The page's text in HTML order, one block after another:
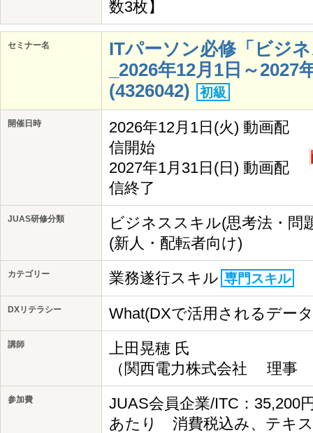
数3枚】
セミナー名
ITパーソン必修「ビジ
_2026年12月1日～
(4326042)
初級
開催日時
2026年12月1日(火) 動画配
信開始
2027年1月31日(日) 動画配
信終了
JUAS研修分類
ビジネススキル(思考法・問
(新人・配転者向け)
カテゴリー 業務遂行スキル 専門スキル
DXリテラシー What(DXで活用されるデー
講師
上田晃穂 氏
（関西電力株式会社 理事
参加費
JUAS会員企業/ITC：35,200
あたり 消費税込み、テキ